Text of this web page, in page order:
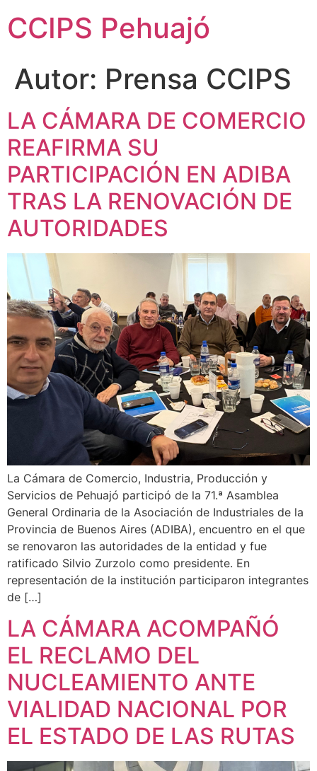
CCIPS Pehuajó
Autor: Prensa CCIPS
LA CÁMARA DE COMERCIO
REAFIRMA SU
PARTICIPACIÓN EN ADIBA
TRAS LA RENOVACIÓN DE
AUTORIDADES
La Cámara de Comercio, Industria, Producción y
Servicios de Pehuajó participó de la 71.ª Asamblea
General Ordinaria de la Asociación de Industriales de la
Provincia de Buenos Aires (ADIBA), encuentro en el que
se renovaron las autoridades de la entidad y fue
ratificado Silvio Zurzolo como presidente. En
representación de la institución participaron integrantes
de […]
LA CÁMARA ACOMPAÑÓ
EL RECLAMO DEL
NUCLEAMIENTO ANTE
VIALIDAD NACIONAL POR
EL ESTADO DE LAS RUTAS